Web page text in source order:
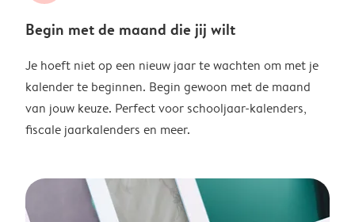
Begin met de maand die jij wilt
Je hoeft niet op een nieuw jaar te wachten om met je
kalender te beginnen. Begin gewoon met de maand
van jouw keuze. Perfect voor schooljaar-kalenders,
fiscale jaarkalenders en meer.